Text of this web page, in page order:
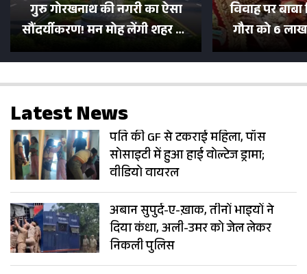
गुरु गोरखनाथ की नगरी का ऐसा
सौंदर्यीकरण! मन मोह लेंगी शहर की
सड़कें; देखें Photos
विवाह पर
गौरा को 6
500 भक्तों
Latest News
पति की GF से टकराई महिला, पॉस
सोसाइटी में हुआ हाई वोल्टेज ड्रामा;
वीडियो वायरल
अबान सुपुर्द-ए-ख़ाक, तीनों भाइयों ने
दिया कंधा, अली-उमर को जेल लेकर
निकली पुलिस